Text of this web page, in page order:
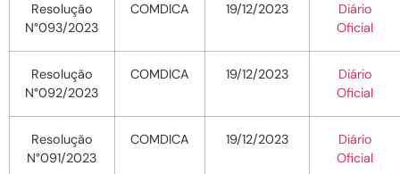
Resolução
N°093/2023
COMDICA 19/12/2023
Diário
Oficial
Resolução
N°092/2023
COMDICA 19/12/2023
Diário
Oficial
Resolução
N°091/2023
COMDICA 19/12/2023
Diário
Oficial